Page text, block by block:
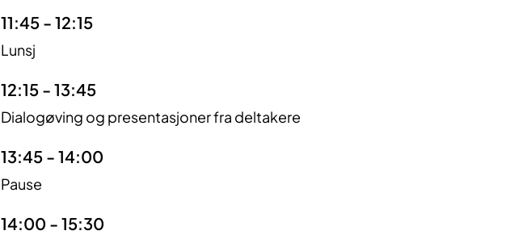
11:45 - 12:15
Lunsj
12:15 - 13:45
Dialogøving og presentasjoner fra deltakere
13:45 - 14:00
Pause
14:00 - 15:30